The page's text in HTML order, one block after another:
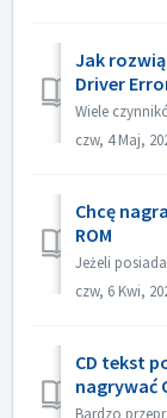
Jak
Driver
czw, 4 Maj,
Chcę
ROM
czw, 6 Kwi,
CD tekst
nagrywać